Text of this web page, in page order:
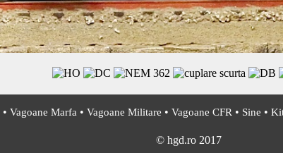
• Vagoane Marfa • Vagoane Militare • Vagoane CFR • Sine •
© hgd.ro 2017